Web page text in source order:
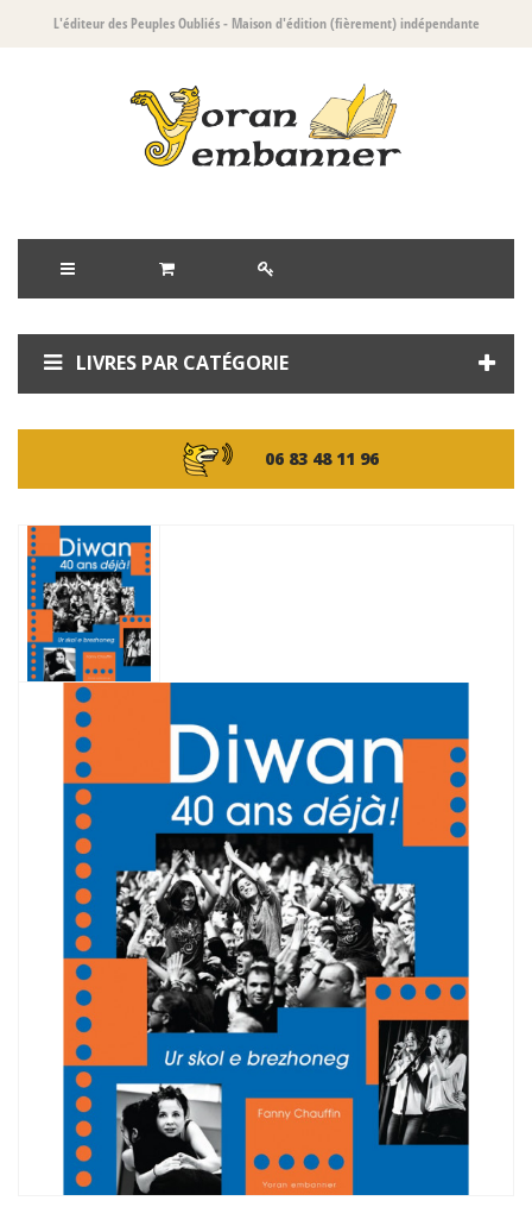
L'éditeur des Peuples Oubliés- Maison d'édition (fièrement) indépendante
LIVRES PAR CATÉGORIE
06 83 48 11 96